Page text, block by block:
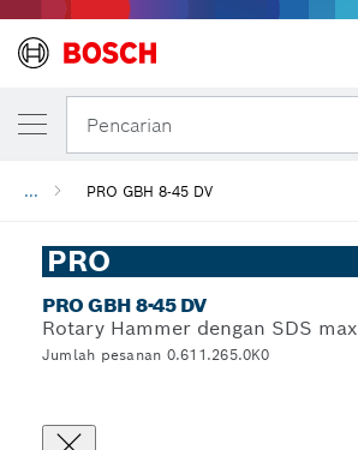
Pencarian
... PRO GBH 8-45 DV
PRO
PRO GBH 8-45 DV
Rotary Hammer dengan SDS max
Jumlah pesanan 0.611.265.0K0